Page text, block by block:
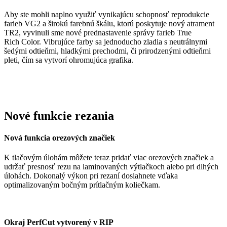
Aby ste mohli naplno využiť vynikajúcu schopnosť reprodukcie
farieb VG2 a širokú farebnú škálu, ktorú poskytuje nový atrament
TR2, vyvinuli sme nové prednastavenie správy farieb True
Rich Color. Vibrujúce farby sa jednoducho zladia s neutrálnymi
šedými odtieňmi, hladkými prechodmi, či prirodzenými odtieňmi
pleti, čím sa vytvorí ohromujúca grafika.
Nové funkcie rezania
Nová funkcia orezových značiek
K tlačovým úlohám môžete teraz pridať viac orezových značiek a
udržať presnosť rezu na laminovaných výtlačkoch alebo pri dlhých
úlohách. Dokonalý výkon pri rezaní dosiahnete vďaka
optimalizovaným bočným prítlačným koliečkam.
Okraj PerfCut vytvorený v RIP